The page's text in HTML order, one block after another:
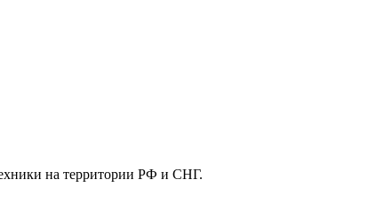
на территории РФ и СНГ.